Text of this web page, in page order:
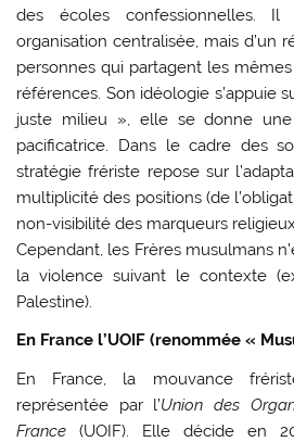
des écoles confessionnelles. Il
organisation centralisée, mais d’un
personnes qui partagent les
références. Son idéologie s’appuie
juste milieu », elle se donne
pacificatrice. Dans le cadre des
stratégie frériste repose sur
multiplicité des positions (de
non-visibilité des marqueurs
Cependant, les Frères musulmans
la violence suivant le contexte
Palestine).
En France l’UOIF (renommée «
En France, la mouvance
représentée par l’Union des
France (UOIF). Elle décide en